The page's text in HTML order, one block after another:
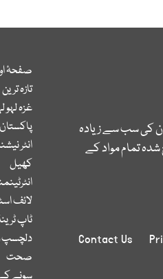
کی سب سے زیادہ
تمام مواد کے
Contact Us
صفحۂ
تازہ ترین
غزہ لہو
پاکستان
انٹر
کھیل
لائف
ٹاپ
صحت